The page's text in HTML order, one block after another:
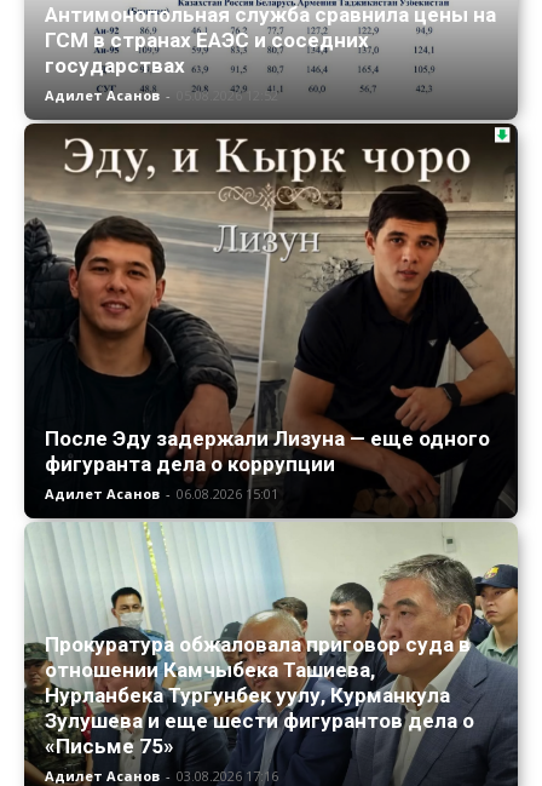
Антимонопольная служба сравнила цены на
ГСМ в странах ЕАЭС и соседних
государствах
Адилет Асанов - 05.08.2026 12:52
После Эду задержали Лизуна — еще одного
фигуранта дела о коррупции
Адилет Асанов - 06.08.2026 15:01
Прокуратура обжаловала приговор суда в
отношении Камчыбека Ташиева,
Нурланбека Тургунбек уулу, Курманкула
Зулушева и еще шести фигурантов дела о
«Письме 75»
Адилет Асанов - 03.08.2026 17:16